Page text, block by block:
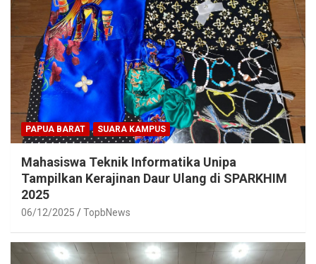
PAPUA BARAT SUARA KAMPUS
Mahasiswa Teknik Informatika Unipa
Tampilkan Kerajinan Daur Ulang di SPARKHIM
2025
06/12/2025 TopbNews